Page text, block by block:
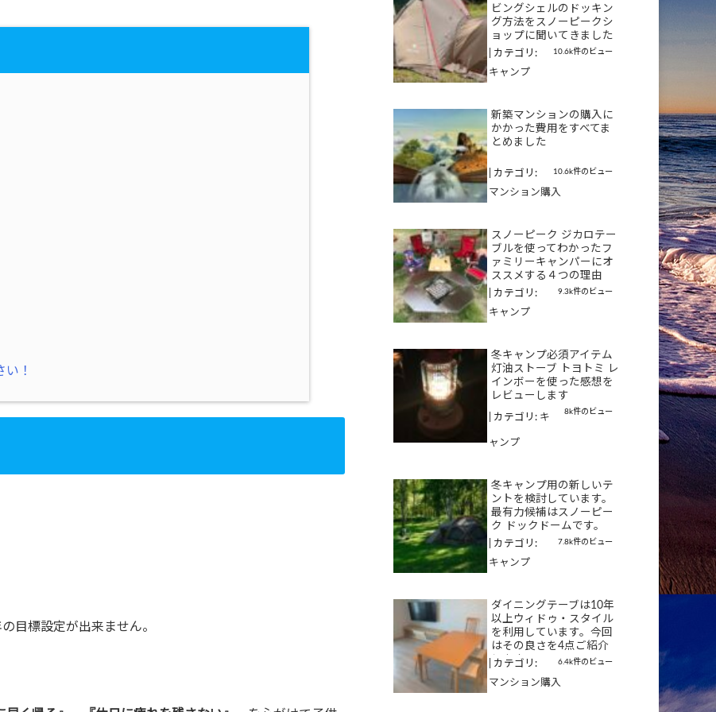
！
目標設定が出来ません。
ビングシェルのドッキン
グ方法をスノーピークシ
ョップに聞いてきました
10.6k件のビュー
カテゴリ:
キャンプ
新築マンションの購入に
かかった費用をすべてま
とめました
10.6k件のビュー
カテゴリ:
マンション購入
スノーピーク ジカロテー
ブルを使ってわかったフ
ァミリーキャンパーにオ
ススメする４つの理由
9.3k件のビュー
カテゴリ:
キャンプ
冬キャンプ必須アイテム
灯油ストーブ トヨトミ レ
インボーを使った感想を
レビューします
8k件のビュー
カテゴリ: キ
ャンプ
冬キャンプ用の新しいテ
ントを検討しています。
最有力候補はスノーピー
ク ドックドームです。
7.8k件のビュー
カテゴリ:
キャンプ
ダイニングテーブは10年
以上ウィドゥ・スタイル
を利用しています。今回
はその良さを4点ご紹介
します
6.4k件のビュー
カテゴリ:
マンション購入